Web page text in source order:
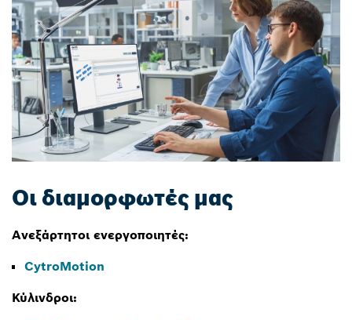
Οι διαμορφωτές μας
Ανεξάρτητοι ενεργοποιητές:
CytroMotion
Κύλινδροι: